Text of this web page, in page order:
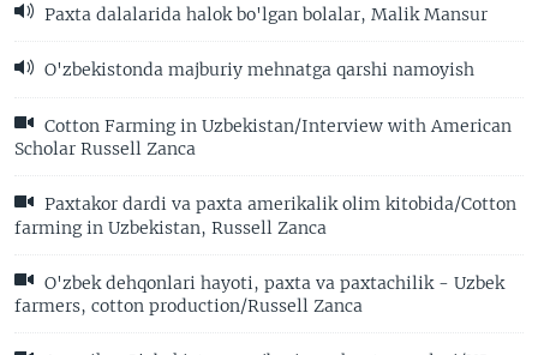
Paxta dalalarida halok bo'lgan bolalar, Malik Mansur
O'zbekistonda majburiy mehnatga qarshi namoyish
Cotton Farming in Uzbekistan/Interview with American
Scholar Russell Zanca
Paxtakor dardi va paxta amerikalik olim kitobida/Cotton
farming in Uzbekistan, Russell Zanca
O'zbek dehqonlari hayoti, paxta va paxtachilik - Uzbek
farmers, cotton production/Russell Zanca